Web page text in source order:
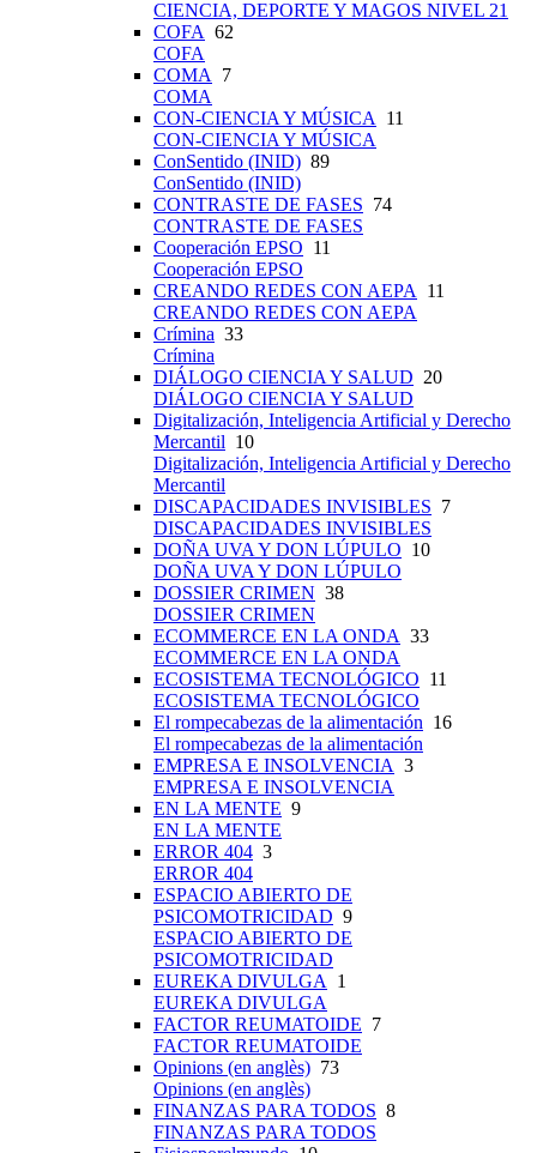
CIENCIA, DEPORTE Y MAGOS NIVEL 21
COFA 62
COFA
COMA
7
COMA
CON-CIENCIA Y MÚSICA
11
CON-CIENCIA Y MÚSICA
ConSentido (INID) 89
ConSentido (INID)
CONTRASTE DE FASES 74
CONTRASTE DE FASES
Cooperación EPSO 11
Cooperación EPSO
CREANDO REDES CON AEPA
11
CREANDO REDES CON AEPA
Crímina 33
Crímina
DIÁLOGO CIENCIA Y SALUD 20
DIÁLOGO CIENCIA Y SALUD
Digitalización, Inteligencia Artificial y Derecho
Mercantil 10
Digitalización, Inteligencia Artificial y Derecho
Mercantil
DISCAPACIDADES INVISIBLES 7
DISCAPACIDADES INVISIBLES
DOÑA UVA Y DON LÚPULO 10
DOÑA UVA Y DON LÚPULO
DOSSIER CRIMEN 38
DOSSIER CRIMEN
ECOMMERCE EN LA ONDA 33
ECOMMERCE EN LA ONDA
ECOSISTEMA TECNOLÓGICO 11
ECOSISTEMA TECNOLÓGICO
El rompecabezas de la alimentación 16
El rompecabezas de la alimentación
EMPRESA E INSOLVENCIA 3
EMPRESA E INSOLVENCIA
EN LA MENTE 9
EN LA MENTE
ERROR 404 3
ERROR 404
ESPACIO ABIERTO DE
PSICOMOTRICIDAD 9
ESPACIO ABIERTO DE
PSICOMOTRICIDAD
EUREKA DIVULGA
1
EUREKA DIVULGA
FACTOR REUMATOIDE 7
FACTOR REUMATOIDE
Opinions (en anglès) 73
Opinions (en anglès)
FINANZAS PARA TODOS 8
FINANZAS PARA TODOS